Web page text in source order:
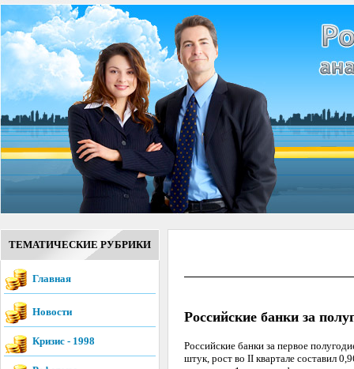
ТЕМАТИЧЕСКИЕ РУБРИКИ
Главная
Новости
Кризис - 1998
Российские банки за
Российские банки за первое
штук, рост во II квартале составил